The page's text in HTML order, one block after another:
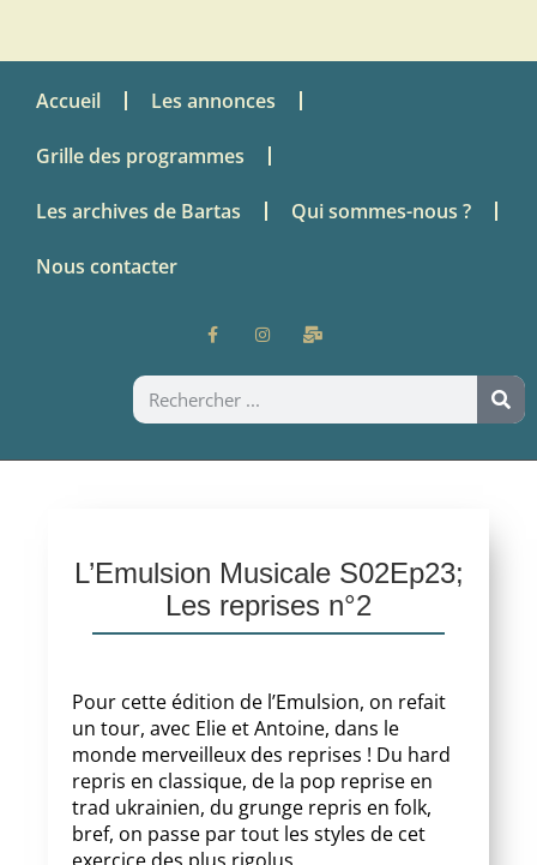
Accueil Les annonces
Grille des programmes
Les archives de Bartas Qui sommes-nous ?
Nous contacter
L’Emulsion Musicale S02Ep23;
Les reprises n°2
Pour cette édition de l’Emulsion, on refait
un tour, avec Elie et Antoine, dans le
monde merveilleux des reprises ! Du hard
repris en classique, de la pop reprise en
trad ukrainien, du grunge repris en folk,
bref, on passe par tout les styles de cet